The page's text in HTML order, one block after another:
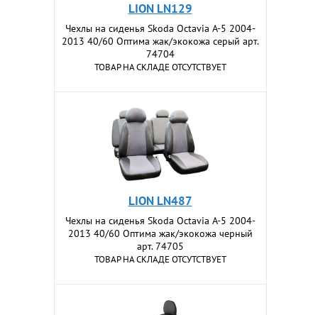
LION LN129
Чехлы на сиденья Skoda Осtavia A-5 2004-
2013 40/60 Оптима жак/экокожа серый арт.
74704
ТОВАР НА СКЛАДЕ ОТСУТСТВУЕТ
LION LN487
Чехлы на сиденья Skoda Осtavia A-5 2004-
2013 40/60 Оптима жак/экокожа черный
арт. 74705
ТОВАР НА СКЛАДЕ ОТСУТСТВУЕТ